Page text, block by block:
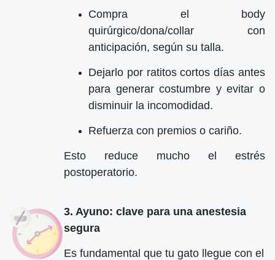
Compra el body
quirúrgico/dona/collar con
anticipación, según su talla.
Dejarlo por ratitos cortos días antes
para generar costumbre y evitar o
disminuir la incomodidad.
Refuerza con premios o cariño.
Esto reduce mucho el estrés
postoperatorio.
3. Ayuno: clave para una anestesia
segura
Es fundamental que tu gato llegue con el